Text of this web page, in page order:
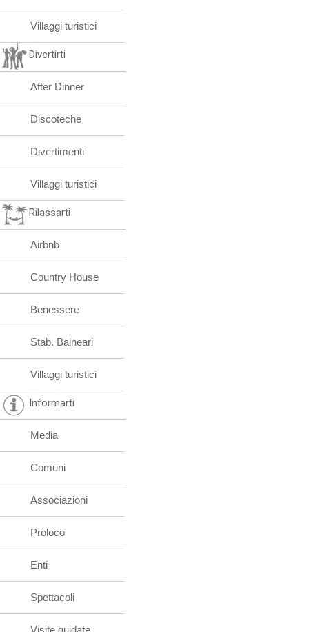
Villaggi turistici
Divertirti
After Dinner
Discoteche
Divertimenti
Villaggi turistici
Rilassarti
Airbnb
Country House
Benessere
Stab. Balneari
Villaggi turistici
Informarti
Media
Comuni
Associazioni
Proloco
Enti
Spettacoli
Visite guidate